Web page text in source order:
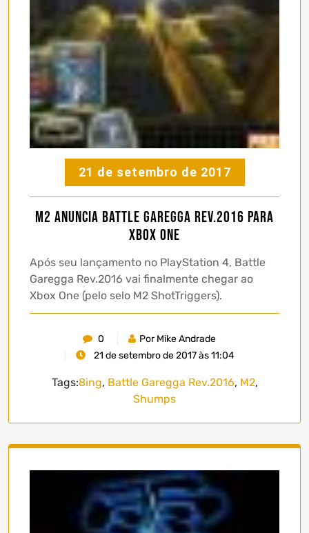
21 de setembro de 2017
M2 anuncia Battle Garegga Rev.2016 para
Xbox One
Após seu lançamento no PlayStation 4, Battle
Garegga Rev.2016 vai finalmente chegar ao
Xbox One (pelo selo M2 ShotTriggers).
0
Por Mike Andrade
21 de setembro de 2017 às 11:04
Tags:8ing, Battle Garegga Rev.2016, M2,
Shumps